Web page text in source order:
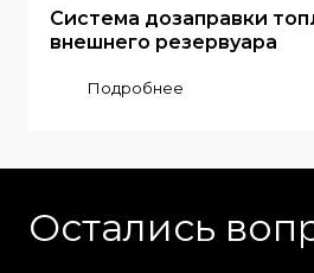
Система дозаправки
внешнего резервуара
Подробнее
Остались